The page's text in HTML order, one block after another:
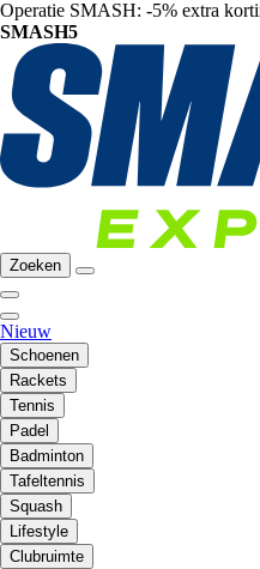
Operatie SMASH: -5% extra
SMASH5
Zoeken
Nieuw
Schoenen
Rackets
Tennis
Padel
Badminton
Tafeltennis
Squash
Lifestyle
Clubruimte